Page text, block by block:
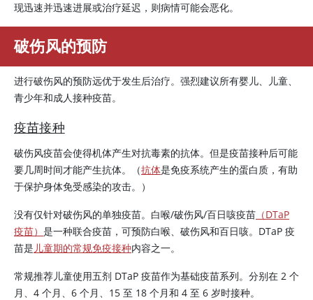
现迅速并迅速进展或治疗延迟，则病情可能会恶化。
破伤风的预防
进行破伤风的预防远优于发生后治疗。强烈建议所有婴儿、儿童、
青少年和成人接种疫苗。
疫苗接种
破伤风疫苗会使得机体产生对抗毒素的抗体。但是疫苗接种后可能
要几周时间才能产生抗体。（抗体是免疫系统产生的蛋白质，有助
于保护身体免受感染的攻击。）
没有仅针对破伤风的单独疫苗。白喉/破伤风/百日咳疫苗 （DTaP
疫苗） 是一种联合疫苗，可预防白喉、破伤风和百日咳。DTaP 疫
苗是儿童期的常规免疫接种内容之一。
常规推荐儿童使用五剂 DTaP 疫苗作为基础疫苗系列。分别在 2 个
月、4 个月、6 个月、15 至 18 个月和 4 至 6 岁时接种。